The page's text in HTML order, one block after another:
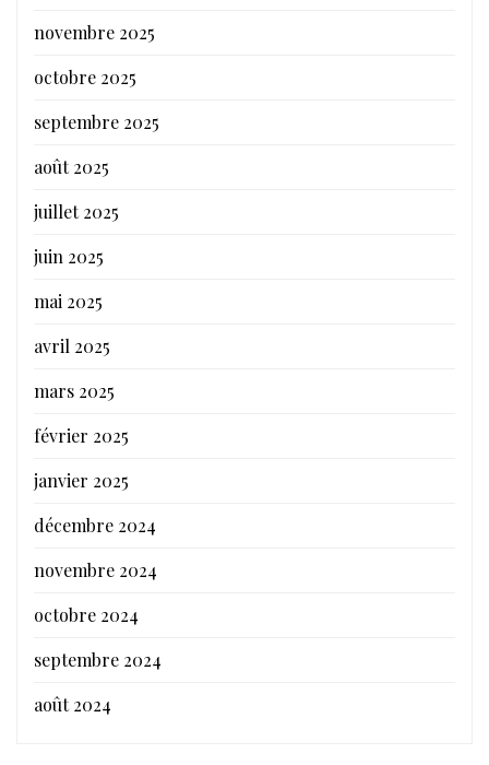
novembre 2025
octobre 2025
septembre 2025
août 2025
juillet 2025
juin 2025
mai 2025
avril 2025
mars 2025
février 2025
janvier 2025
décembre 2024
novembre 2024
octobre 2024
septembre 2024
août 2024